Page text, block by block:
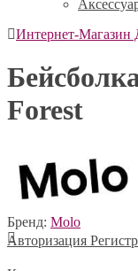
Интернет-Магазин
Forest
Бренд: Molo
Авторизация